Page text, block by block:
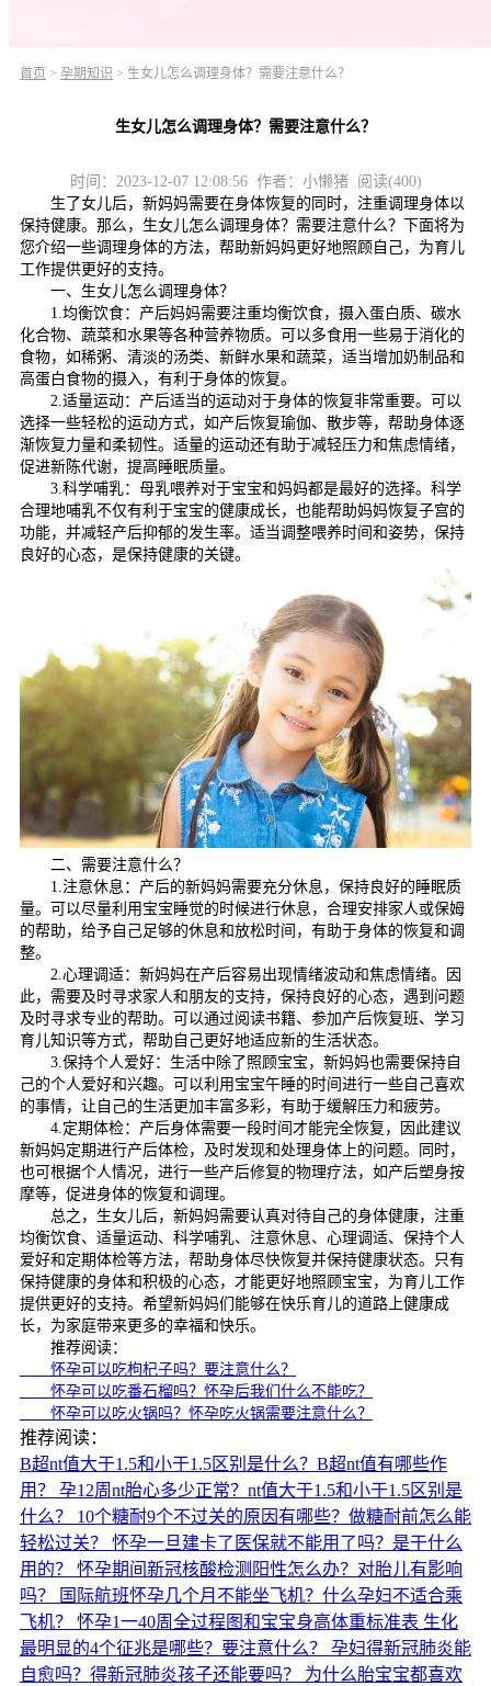
首页 > 孕期知识 > 生女儿怎么调理身体？需要注意什么？
生女儿怎么调理身体？需要注意什么？
时间：2023-12-07 12:08:56 作者：小懒猪 阅读(400)
生了女儿后，新妈妈需要在身体恢复的同时，注重调理身体以
保持健康。那么，生女儿怎么调理身体？需要注意什么？下面将为
您介绍一些调理身体的方法，帮助新妈妈更好地照顾自己，为育儿
工作提供更好的支持。
一、生女儿怎么调理身体？
1.均衡饮食：产后妈妈需要注重均衡饮食，摄入蛋白质、碳水
化合物、蔬菜和水果等各种营养物质。可以多食用一些易于消化的
食物，如稀粥、清淡的汤类、新鲜水果和蔬菜，适当增加奶制品和
高蛋白食物的摄入，有利于身体的恢复。
2.适量运动：产后适当的运动对于身体的恢复非常重要。可以
选择一些轻松的运动方式，如产后恢复瑜伽、散步等，帮助身体逐
渐恢复力量和柔韧性。适量的运动还有助于减轻压力和焦虑情绪，
促进新陈代谢，提高睡眠质量。
3.科学哺乳：母乳喂养对于宝宝和妈妈都是最好的选择。科学
合理地哺乳不仅有利于宝宝的健康成长，也能帮助妈妈恢复子宫的
功能，并减轻产后抑郁的发生率。适当调整喂养时间和姿势，保持
良好的心态，是保持健康的关键。
二、需要注意什么？
1.注意休息：产后的新妈妈需要充分休息，保持良好的睡眠质
量。可以尽量利用宝宝睡觉的时候进行休息，合理安排家人或保姆
的帮助，给予自己足够的休息和放松时间，有助于身体的恢复和调
整。
2.心理调适：新妈妈在产后容易出现情绪波动和焦虑情绪。因
此，需要及时寻求家人和朋友的支持，保持良好的心态，遇到问题
及时寻求专业的帮助。可以通过阅读书籍、参加产后恢复班、学习
育儿知识等方式，帮助自己更好地适应新的生活状态。
3.保持个人爱好：生活中除了照顾宝宝，新妈妈也需要保持自
己的个人爱好和兴趣。可以利用宝宝午睡的时间进行一些自己喜欢
的事情，让自己的生活更加丰富多彩，有助于缓解压力和疲劳。
4.定期体检：产后身体需要一段时间才能完全恢复，因此建议
新妈妈定期进行产后体检，及时发现和处理身体上的问题。同时，
也可根据个人情况，进行一些产后修复的物理疗法，如产后塑身按
摩等，促进身体的恢复和调理。
总之，生女儿后，新妈妈需要认真对待自己的身体健康，注重
均衡饮食、适量运动、科学哺乳、注意休息、心理调适、保持个人
爱好和定期体检等方法，帮助身体尽快恢复并保持健康状态。只有
保持健康的身体和积极的心态，才能更好地照顾宝宝，为育儿工作
提供更好的支持。希望新妈妈们能够在快乐育儿的道路上健康成
长，为家庭带来更多的幸福和快乐。
推荐阅读：
怀孕可以吃枸杞子吗？要注意什么？
怀孕可以吃番石榴吗？怀孕后我们什么不能吃？
怀孕可以吃火锅吗？怀孕吃火锅需要注意什么？
推荐阅读：
B超nt值大于1.5和小于1.5区别是什么？B超nt值有哪些作
用？
孕12周nt胎心多少正常？nt值大于1.5和小于1.5区别是
什么？
10个糖耐9个不过关的原因有哪些？做糖耐前怎么能
轻松过关？
怀孕一旦建卡了医保就不能用了吗？是干什么
用的？
怀孕期间新冠核酸检测阳性怎么办？对胎儿有影响
吗？
国际航班怀孕几个月不能坐飞机？什么孕妇不适合乘
飞机？
怀孕1一40周全过程图和宝宝身高体重标准表 生化
最明显的4个征兆是哪些？要注意什么？
孕妇得新冠肺炎能
自愈吗？得新冠肺炎孩子还能要吗？
为什么胎宝宝都喜欢